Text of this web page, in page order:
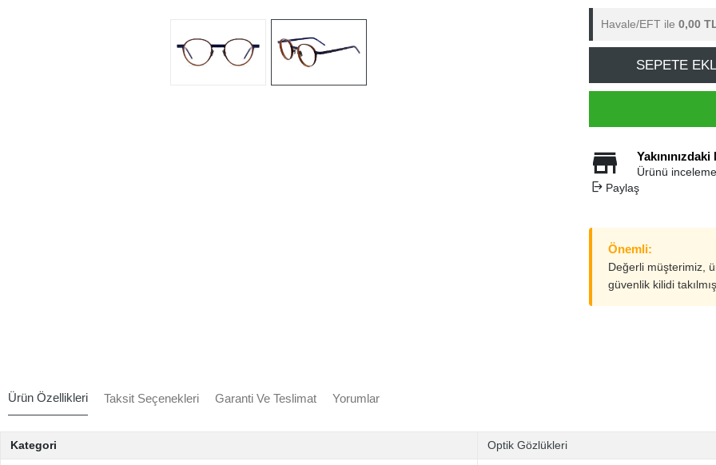
Havale/EFT ile 0,00
SEPETE
Ürünü
Paylaş
Önemli:
Değerli müşterimiz,
güvenlik kilidi
Ürün Özellikleri Taksit Seçenekleri Garanti Ve Teslimat Yorumlar
Kategori Optik Gözlükleri